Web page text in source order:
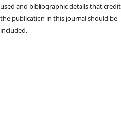
used and bibliographic details that credit
the publication in this journal should be
included.